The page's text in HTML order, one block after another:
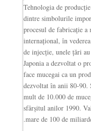
Tehnologia de
dintre simbolurile
procesul de fabricație
internațional, în
de injecție, unele țări
Japonia a dezvoltat o
face mucegai ca un
dezvoltat în anii 80-90.
mult de 10.000 de
sfârșitul anilor 1990.
mare de 100 de